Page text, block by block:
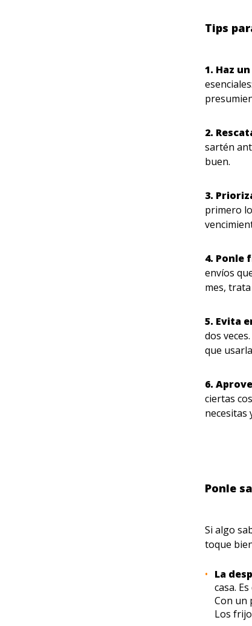
Tips
1. Haz
2.
sartén
buen.
3.
primero
4. Ponle
envíos
mes,
5. Evita
dos
que
6.
ciertas
necesitas
Ponle
Si algo
toque
La
casa.
Con un
Los